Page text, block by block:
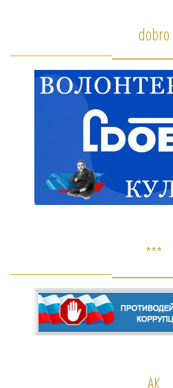
dobro
***
АК